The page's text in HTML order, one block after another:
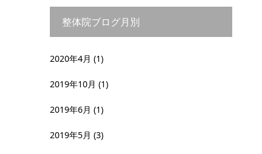
整体院ブログ月別
2020年4月 (1)
2019年10月 (1)
2019年6月 (1)
2019年5月 (3)